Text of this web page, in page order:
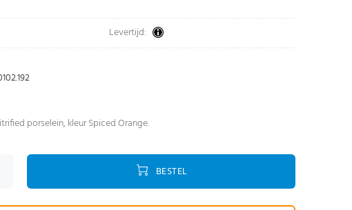
Levertijd:
porselein, kleur Spiced Orange.
BESTEL